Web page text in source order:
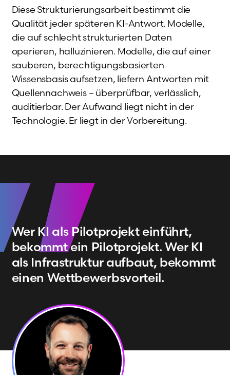
Diese Strukturierungsarbeit bestimmt die
Qualität jeder späteren KI-Antwort. Modelle,
die auf schlecht strukturierten Daten
operieren, halluzinieren. Modelle, die auf einer
sauberen, berechtigungsbasierten
Wissensbasis aufsetzen, liefern Antworten mit
Quellennachweis – überprüfbar, verlässlich,
auditierbar. Der Aufwand liegt nicht in der
Technologie. Er liegt in der Vorbereitung.
Wer KI als Pilotprojekt einführt,
bekommt ein Pilotprojekt. Wer KI
als Infrastruktur aufbaut, bekommt
einen Wettbewerbsvorteil.